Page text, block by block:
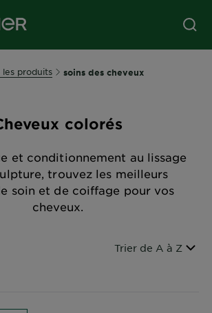
les produits soins des cheveux
colorés
et conditionnement au lissage
trouvez les meilleurs
soin et de coiffage pour vos
cheveux.
Trier par
Trier de A à Z